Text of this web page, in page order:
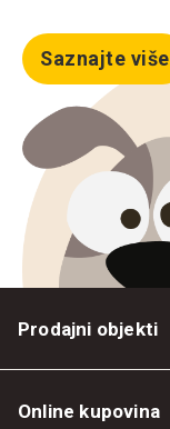
Saznajte više
Prodajni objekti
Online kupovina